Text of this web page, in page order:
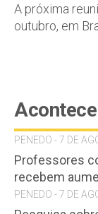
A próxima
outubro, em
PENEDO - 7 DE
Professores
recebem
PENEDO - 7 DE